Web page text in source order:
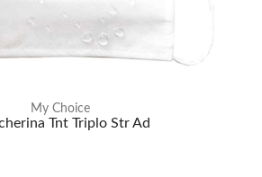
My Choice
Tnt Triplo Str Ad